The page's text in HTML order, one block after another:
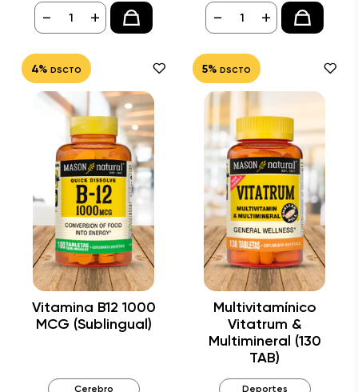
- + - +
4% DSCTO
Vitamina B12 1000
MCG (Sublingual)
Cerebro
5% DSCTO
Multivitamínico
Vitatrum &
Multimineral (130
TAB)
Deportes